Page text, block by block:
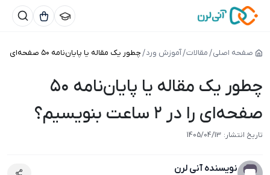
صفحه اصلی مقالات آموزش ورد چطور یک مقاله یا پایان‌نامه ۵۰ صفحه‌ای را در ۲ ساعت بنویسیم؟
چطور یک مقاله یا پایان‌نامه ۵۰
صفحه‌ای را در ۲ ساعت بنویسیم؟
تاریخ انتشار: 1405/04/12
1405/04/13
نویسنده آنی لرن